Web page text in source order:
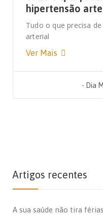
hipertensão
Tudo o que precisa
arterial
Ver Mais
- Dia
Artigos recentes
A sua saúde não tira